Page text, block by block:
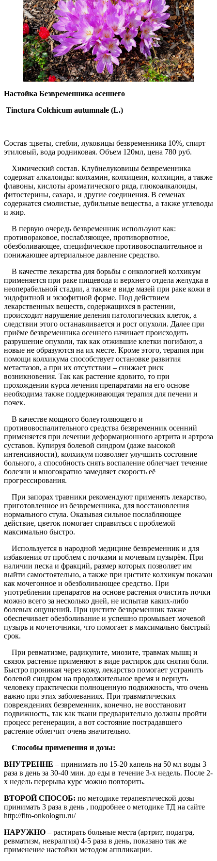
Настойка Безвременника осеннего
Tinctura Colchicum autumnale (L.)
Состав :цветы, стебли, луковицы безвременника 10%, спирт
этиловый, вода родниковая. Объем 120мл, цена 780 руб.
Химический состав. Клубнелуковицы безвременника
содержат алкалоиды: колхамин, колхицеин, колхицин, а также
флавоны, кислоты ароматического ряда, глюкоалкалоиды,
фитостерины, сахара, и другие соединения. В семенах
содержатся смолистые, дубильные вещества, а также углеводы
и жир.
В первую очередь безвременник используют как:
противораковое, послабляющее, противорвотное,
обезболивающее, специфическое противовоспалительное и
понижающее артериальное давление средство.
В качестве лекарства для борьбы с онкологией колхикум
применяется при раке пищевода и верхнего отдела желудка в
неоперабельной стадии, а также в виде мазей при раке кожи в
эндофитной и экзофитной форме. Под действием
лекарственных веществ, содержащихся в растении,
происходит нарушение деления патологических клеток, а
следствии этого останавливается и рост опухоли. Далее при
приёме безвременника осеннего начинает происходить
разрушение опухоли, так как отжившие клетки погибают, а
новые не образуются на их месте. Кроме этого, терапия при
помощи колхикума способствует остановке развития
метастазов, а при их отсутствии – снижает риск
возникновения. Так как растение ядовито, то при
прохождении курса лечения препаратами на его основе
необходима также поддерживающая терапия для печени и
почек.
В качестве мощного болеутоляющего и
противовоспалительного средства безвременник осенний
применяется при лечении деформационного артрита и артроза
суставов. Купируя болевой синдром (даже высокой
интенсивности), колхикум позволяет улучшить состояние
больного, а способность снять воспаление облегчает течение
болезни и многократно замедляет скорость её
прогрессирования.
При запорах травники рекомендуют применять лекарство,
приготовленное из безвременника, для восстановления
нормального стула. Оказывая сильное послабляющее
действие, цветок помогает справиться с проблемой
максимально быстро.
Используется в народной медицине безвременник и для
избавления от проблем с почками и мочевым пузырём. При
наличии песка и фракций, размер которых позволяет им
выйти самостоятельно, а также при цистите колхикум показан
как мочегонное и обезболивающее средство. При
употреблении препаратов на основе растения очистить почки
можно всего за несколько дней, не испытав каких-либо
болевых ощущений. При цистите безвременник также
обеспечивает обезболивание и успешно промывает мочевой
пузырь и мочеточники, что помогает в максимально быстрый
срок.
При ревматизме, радикулите, миозите, травмах мышц и
связок растение применяют в виде растирок для снятия боли.
Быстро проникая через кожу, лекарство помогает устранить
болевой синдром на продолжительное время и вернуть
человеку практически полноценную подвижность, что очень
важно при этих заболеваниях. При травматических
повреждениях безвременник, конечно, не восстановит
подвижность, так как ткани предварительно должны пройти
процесс регенерации, а вот состояние пострадавшего
растение облегчит очень значительно.
Способы применения и дозы:
ВНУТРЕННЕ – принимать по 15-20 капель на 50 мл воды 3
раза в день за 30-40 мин. до еды в течение 3-х недель. После 2-
х недель перерыва курс можно повторить.
ВТОРОЙ СПОСОБ: по методике терапевтической дозы
принимать 3 раза в день , подробнее о методике ТД на сайте
http://fito-onkologru.ru/
НАРУЖНО – растирать больные места (артрит, подагра,
ревматизм, невралгия) 4-5 раза в день, показано так же
применение настойки методом аппликации.